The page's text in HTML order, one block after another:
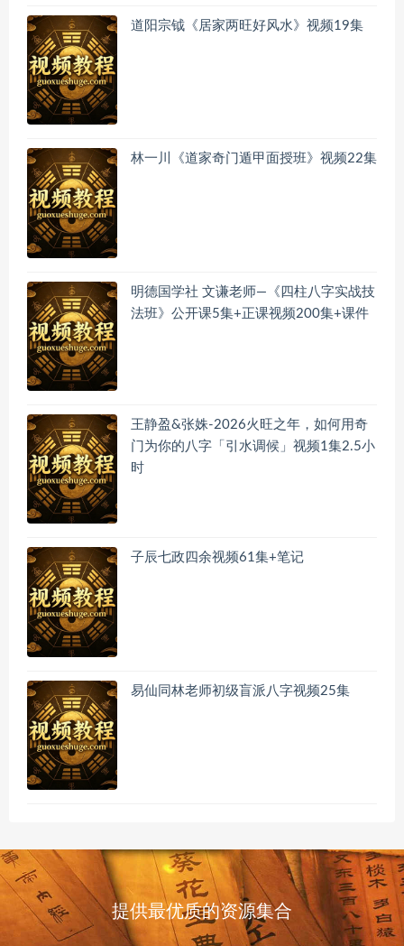
道阳宗钺《居家两旺好风水》视频19集
林一川《道家奇门遁甲面授班》视频22集
明德国学社 文谦老师—《四柱八字实战技
法班》公开课5集+正课视频200集+课件
王静盈&张姝-2026火旺之年，如何用奇
门为你的八字「引水调候」视频1集2.5小
时
子辰七政四余视频61集+笔记
易仙同林老师初级盲派八字视频25集
提供最优质的资源集合